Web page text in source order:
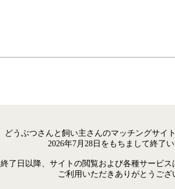
どうぶつさんと飼い主さんのマッチングサイ
2026年7月28日をもちまして終了い
終了日以降、サイトの閲覧および各種サービ
ご利用いただきありがとうござ